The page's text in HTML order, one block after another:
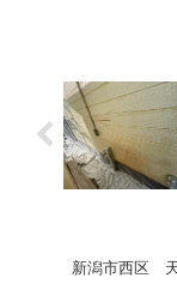
新潟市西区